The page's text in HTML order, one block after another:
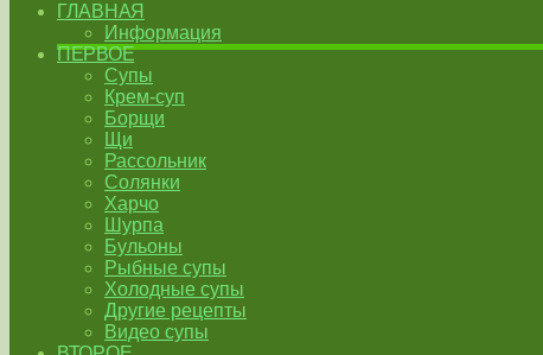
ГЛАВНАЯ
Информация
ПЕРВОЕ
Супы
Крем-суп
Борщи
Щи
Рассольник
Солянки
Харчо
Шурпа
Бульоны
Рыбные супы
Холодные супы
Другие рецепты
Видео супы